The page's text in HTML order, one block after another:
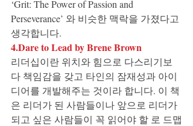
‘Grit: The Power of Passion and
Perseverance’ 와 비슷한 맥락을 가졌다고
생각합니다.
4.Dare to Lead by Brene Brown
리더십이란 위치와 힘으로 다스리기보
다 책임감을 갖고 타인의 잠재성과 아이
디어를 개발해주는 것이라 합니다. 이 책
은 리더가 된 사람들이나 앞으로 리더가
되고 싶은 사람들이 꼭 읽어야 할 로 드맵